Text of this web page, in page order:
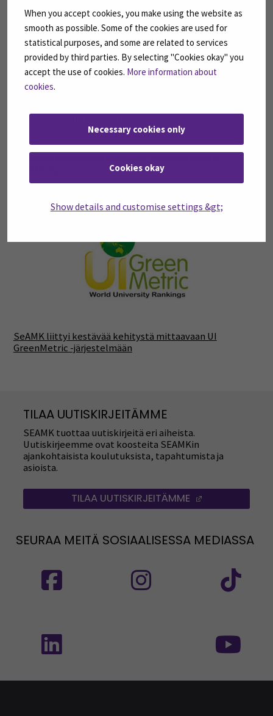
When you accept cookies, you make using the website as
smooth as possible. Some of the cookies are used for
statistical purposes, and some are related to services
provided by third parties. By selecting "Cookies okay" you
accept the use of cookies. More information about
cookies.
Necessary cookies only
Cookies okay
Show details and customise settings &gt;
Kestävän kehityksen mukainen toiminta edistyy
SeAMK liittyi kestävää kehitystä mittaavaan UI
GreenMetric -järjestelmään
TILAA UUTISKIRJEITÄMME
SEAMK tuottaa uutiskirjeitä eri aiheista.
Uutiskirjeemme ovat koosteita SEAMKin
ajankohtaisista koulutuksista, tapahtumista ja
asioista.
TILAA UUTISKIRJEITÄMME
SEURAA MEITÄ SOSIAALISESSA MEDIASSA